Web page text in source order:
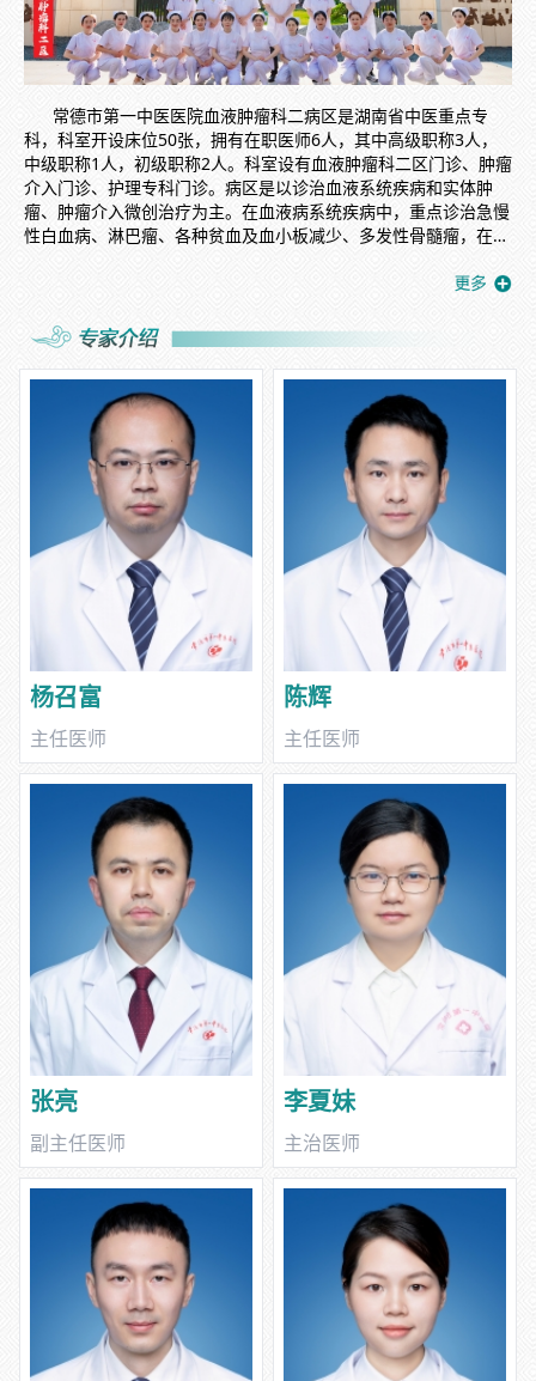
常德市第一中医医院血液肿瘤科二病区是湖南省中医重点专
科，科室开设床位50张，拥有在职医师6人，其中高级职称3人，
中级职称1人，初级职称2人。科室设有血液肿瘤科二区门诊、肿瘤
介入门诊、护理专科门诊。病区是以诊治血液系统疾病和实体肿
瘤、肿瘤介入微创治疗为主。在血液病系统疾病中，重点诊治急慢
性白血病、淋巴瘤、各种贫血及血小板减少、多发性骨髓瘤，在治
先水平，受到同行的肯定。在实体肿瘤诊治方面，采用最先进的调
疗SBRT技术等国内外先进的放疗技术，该系统具备肿瘤的定位与
肿瘤治疗的两项功能，多角度高精度治疗的同时又能精准避开正常
的器官组织，实现了一体全能和精准高效的完美融合。放疗团队配
备了放疗医生、医学物理师治疗技师等专业人才，可开展头颈胸腹
四肢等全身各部位的放射治疗。联合专业的化疗、靶向、免疫等现
代先进医疗手段，同时配合中医药的减毒增效优势，治疗食管癌、
肺癌、大肠癌、肝癌及各种妇科肿瘤等疾病，达到西医所无法比拟
的效果。肿瘤介入治疗也是科室特色治疗手段，属于微创治疗，因
其创伤小、疗效好、并发症少、恢复快等特点，显示出独特且良好
的疗效和应用前景。科室开展的项目包括：1、经皮动脉化疗栓塞
术治疗恶性肿瘤；2、经皮动脉化疗灌注术治疗恶性肿瘤；3、下腔
静脉癌栓的下腔静脉支架治疗；4、下肢深静脉血栓溶栓治疗；5、
下腔静脉滤网置入术；6、肝肿瘤经皮注射消融治疗；7、各类急性
动脉出血的栓塞止血治疗；8、恶性肿瘤的经皮穿刺活检术等。
杨召富
主任医师
陈辉
主任医师
张亮
副主任医师
李夏妹
主治医师